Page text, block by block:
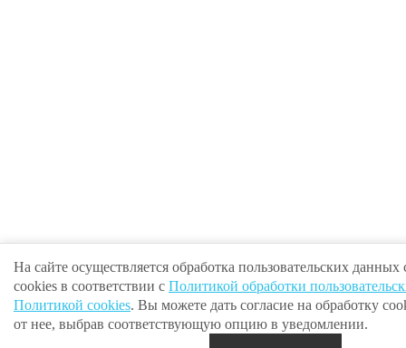
На сайте осуществляется обработка пользовательских
cookies в соответствии с Политикой обработки
Политикой cookies. Вы можете дать согласие на обработку
от нее, выбрав соответствующую опцию в уведомлении.